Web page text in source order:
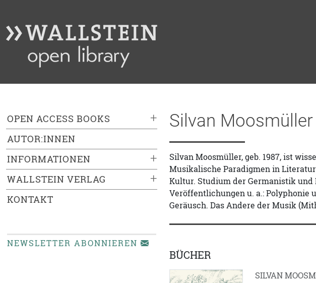
+
OPEN ACCESS BOOKS
AUTOR:INNEN
+
INFORMATIONEN
+
WALLSTEIN VERLAG
KONTAKT
NEWSLETTER ABONNIEREN
Silvan Moosmüller
Silvan Moosmüller, geb. 1987, ist
Musikalische Paradigmen in
Kultur. Studium der Germanistik
Veröffentlichungen u. a.: Polyphonie
Geräusch. Das Andere der Musik
BÜCHER
SILVAN